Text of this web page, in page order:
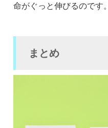
命がぐっと伸びるのです。
まとめ